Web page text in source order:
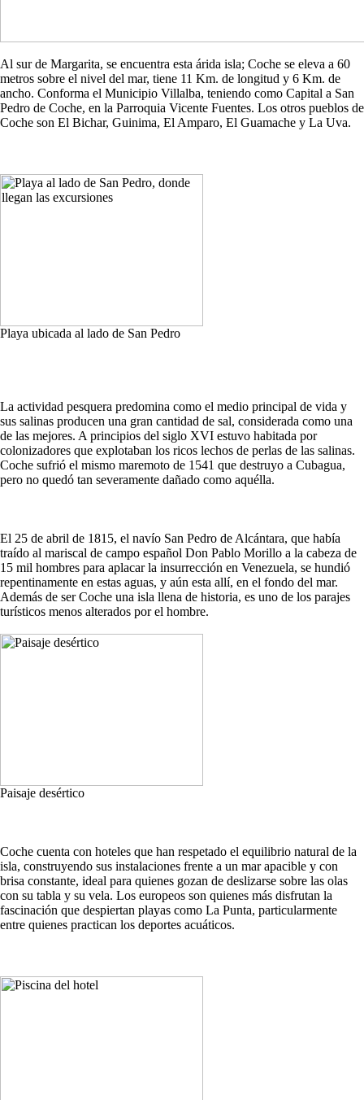
Al sur de Margarita, se encuentra esta árida isla; Coche se eleva a 60
metros sobre el nivel del mar, tiene 11 Km. de longitud y 6 Km. de
ancho. Conforma el Municipio Villalba, teniendo como Capital a San
Pedro de Coche, en la Parroquia Vicente Fuentes. Los otros pueblos de
Coche son El Bichar, Guinima, El Amparo, El Guamache y La Uva.
Playa ubicada al lado de San Pedro
La actividad pesquera predomina como el medio principal de vida y
sus salinas producen una gran cantidad de sal, considerada como una
de las mejores. A principios del siglo XVI estuvo habitada por
colonizadores que explotaban los ricos lechos de perlas de las salinas.
Coche sufrió el mismo maremoto de 1541 que destruyo a Cubagua,
pero no quedó tan severamente dañado como aquélla.
El 25 de abril de 1815, el navío San Pedro de Alcántara, que había
traído al mariscal de campo español Don Pablo Morillo a la cabeza de
15 mil hombres para aplacar la insurrección en Venezuela, se hundió
repentinamente en estas aguas, y aún esta allí, en el fondo del mar.
Además de ser Coche una isla llena de historia, es uno de los parajes
turísticos menos alterados por el hombre.
Paisaje desértico
Coche cuenta con hoteles que han respetado el equilibrio natural de la
isla, construyendo sus instalaciones frente a un mar apacible y con
brisa constante, ideal para quienes gozan de deslizarse sobre las olas
con su tabla y su vela. Los europeos son quienes más disfrutan la
fascinación que despiertan playas como La Punta, particularmente
entre quienes practican los deportes acuáticos.